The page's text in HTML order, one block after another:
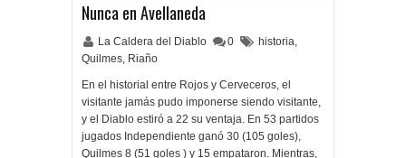
Nunca en Avellaneda
La Caldera del Diablo 0 historia,
Quilmes, Riaño
En el historial entre Rojos y Cerveceros, el
visitante jamás pudo imponerse siendo visitante,
y el Diablo estiró a 22 su ventaja. En 53 partidos
jugados Independiente ganó 30 (105 goles),
Quilmes 8 (51 goles ) y 15 empataron. Mientras,